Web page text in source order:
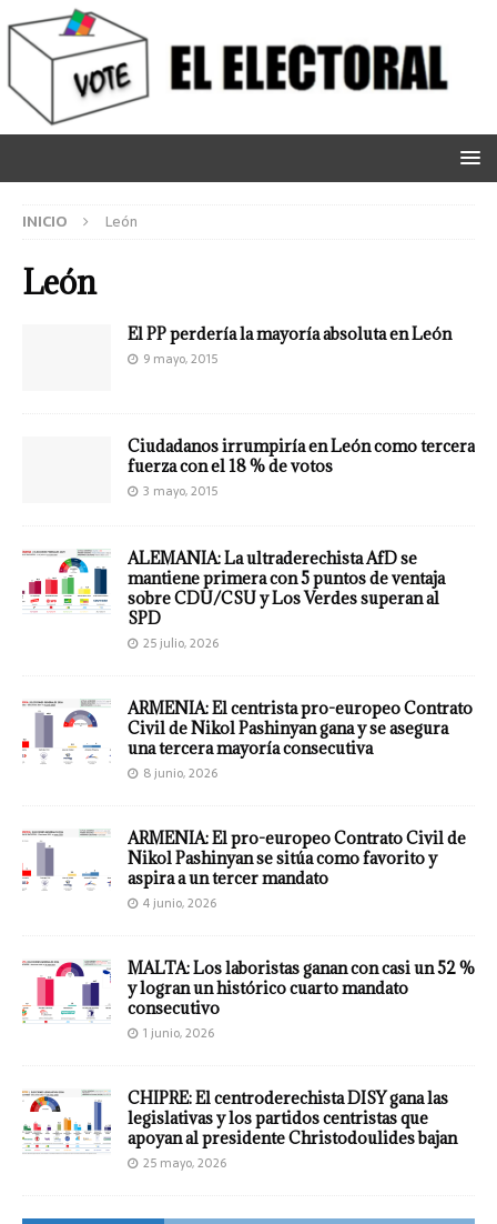
INICIO León
León
El PP perdería la mayoría absoluta en León
9 mayo, 2015
Ciudadanos irrumpiría en León como tercera
fuerza con el 18 % de votos
3 mayo, 2015
ALEMANIA: La ultraderechista AfD se
mantiene primera con 5 puntos de ventaja
sobre CDU/CSU y Los Verdes superan al
SPD
25 julio, 2026
ARMENIA: El centrista pro-europeo Contrato
Civil de Nikol Pashinyan gana y se asegura
una tercera mayoría consecutiva
8 junio, 2026
ARMENIA: El pro-europeo Contrato Civil de
Nikol Pashinyan se sitúa como favorito y
aspira a un tercer mandato
4 junio, 2026
MALTA: Los laboristas ganan con casi un 52 %
y logran un histórico cuarto mandato
consecutivo
1 junio, 2026
CHIPRE: El centroderechista DISY gana las
legislativas y los partidos centristas que
apoyan al presidente Christodoulides bajan
25 mayo, 2026